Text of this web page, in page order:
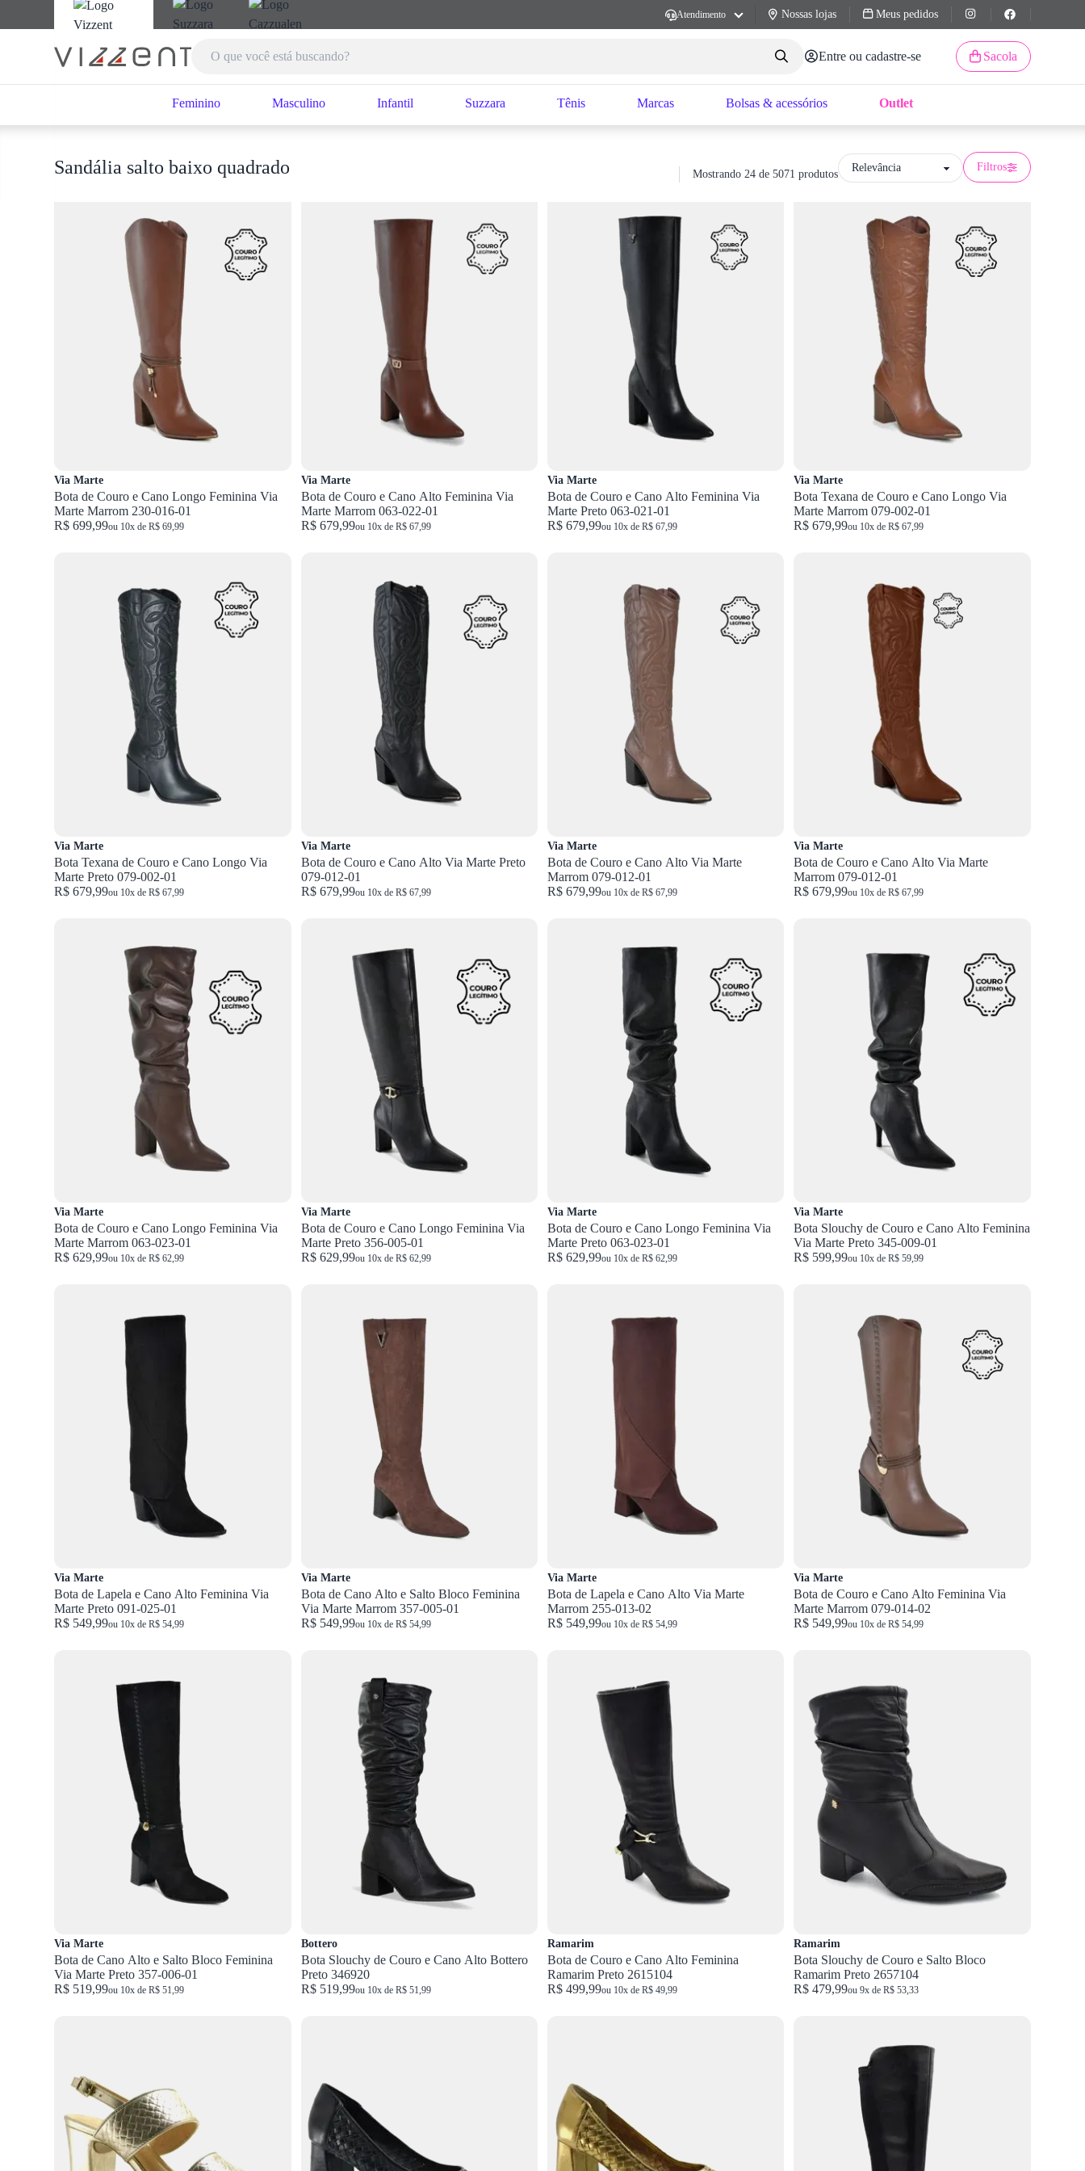
Atendimento Nossas lojas Meus pedidos
Entre ou cadastre-se Sacola
Feminino Masculino Infantil Suzzara Tênis Marcas Bolsas & acessórios Outlet
Sandália salto baixo quadrado Mostrando 24 de 5071 produtos
Filtros
Via Marte
Bota de Couro e Cano Longo Feminina Via
Marte Marrom 230-016-01
R$ 699,99ou 10x de R$ 69,99
Via Marte
Bota de Couro e Cano Alto Feminina Via
Marte Marrom 063-022-01
R$ 679,99ou 10x de R$ 67,99
Via Marte
Bota de Couro e Cano Alto Feminina Via
Marte Preto 063-021-01
R$ 679,99ou 10x de R$ 67,99
Via Marte
Bota Texana de Couro e Cano Longo Via
Marte Marrom 079-002-01
R$ 679,99ou 10x de R$ 67,99
Via Marte
Bota Texana de Couro e Cano Longo Via
Marte Preto 079-002-01
R$ 679,99ou 10x de R$ 67,99
Via Marte
Bota de Couro e Cano Alto Via Marte Preto
079-012-01
R$ 679,99ou 10x de R$ 67,99
Via Marte
Bota de Couro e Cano Alto Via Marte
Marrom 079-012-01
R$ 679,99ou 10x de R$ 67,99
Via Marte
Bota de Couro e Cano Alto Via Marte
Marrom 079-012-01
R$ 679,99ou 10x de R$ 67,99
Via Marte
Bota de Couro e Cano Longo Feminina Via
Marte Marrom 063-023-01
R$ 629,99ou 10x de R$ 62,99
Via Marte
Bota de Couro e Cano Longo Feminina Via
Marte Preto 356-005-01
R$ 629,99ou 10x de R$ 62,99
Via Marte
Bota de Couro e Cano Longo Feminina Via
Marte Preto 063-023-01
R$ 629,99ou 10x de R$ 62,99
Via Marte
Bota Slouchy de Couro e Cano Alto Feminina
Via Marte Preto 345-009-01
R$ 599,99ou 10x de R$ 59,99
Via Marte
Bota de Lapela e Cano Alto Feminina Via
Marte Preto 091-025-01
R$ 549,99ou 10x de R$ 54,99
Via Marte
Bota de Cano Alto e Salto Bloco Feminina
Via Marte Marrom 357-005-01
R$ 549,99ou 10x de R$ 54,99
Via Marte
Bota de Lapela e Cano Alto Via Marte
Marrom 255-013-02
R$ 549,99ou 10x de R$ 54,99
Via Marte
Bota de Couro e Cano Alto Feminina Via
Marte Marrom 079-014-02
R$ 549,99ou 10x de R$ 54,99
Via Marte
Bota de Cano Alto e Salto Bloco Feminina
Via Marte Preto 357-006-01
R$ 519,99ou 10x de R$ 51,99
Bottero
Bota Slouchy de Couro e Cano Alto Bottero
Preto 346920
R$ 519,99ou 10x de R$ 51,99
Ramarim
Bota de Couro e Cano Alto Feminina
Ramarim Preto 2615104
R$ 499,99ou 10x de R$ 49,99
Ramarim
Bota Slouchy de Couro e Salto Bloco
Ramarim Preto 2657104
R$ 479,99ou 9x de R$ 53,33